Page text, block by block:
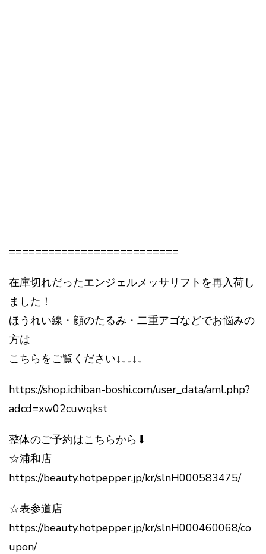
==========================
在庫切れだったエンジェルメッサリフトを再入荷し
ました！
ほうれい線・顔のたるみ・二重アゴなどでお悩みの
方は
こちらをご覧ください↓↓↓↓↓
https://shop.ichiban-boshi.com/user_data/aml.php?
adcd=xw02cuwqkst
整体のご予約はこちらから⬇︎
☆浦和店
https://beauty.hotpepper.jp/kr/slnH000583475/
☆表参道店
https://beauty.hotpepper.jp/kr/slnH000460068/co
upon/